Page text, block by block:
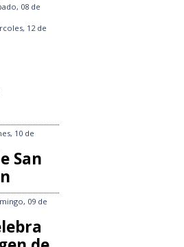
08 de
12 de
10 de
San
09 de